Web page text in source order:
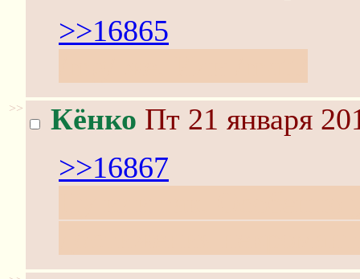
>>16865
>> Кёнко Пт 21 января
>>16867